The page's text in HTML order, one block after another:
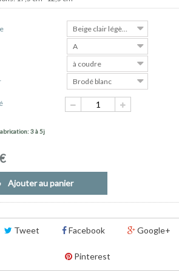
Beige clair légèrement mordoré
A
à coudre
Brodé blanc
3 à 5j
Ajouter au panier
Tweet Facebook Google+
Pinterest